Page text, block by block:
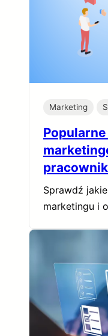
Marketing
Sprawdź
marketingu i